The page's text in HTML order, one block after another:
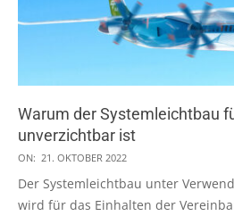
Warum der Systemleichtbau
unverzichtbar ist
2022-
10-
21
ON: 21. OKTOBER 2022
Der Systemleichtbau unter
wird für das Einhalten der